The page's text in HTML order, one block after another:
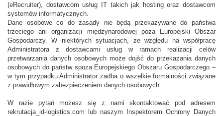
(eRecruiter), dostawcom usług IT takich jak hosting oraz dostawcom
systemów informatycznych.
Dane osobowe co do zasady nie będą przekazywane do państwa
trzeciego ani organizacji międzynarodowej poza Europejski Obszar
Gospodarczy. W niektórych sytuacjach, ze względu na współpracę
Administratora z dostawcami usług w ramach realizacji celów
przetwarzania danych osobowych może dojść do przekazania danych
osobowych do państw spoza Europejskiego Obszaru Gospodarczego –
w tym przypadku Administrator zadba o wszelkie formalności związane
z prawidłowym zabezpieczeniem danych osobowych.
W razie pytań możesz się z nami skontaktować pod adresem
rekrutacja_id-logistics.com lub naszym Inspektorem Ochrony Danych